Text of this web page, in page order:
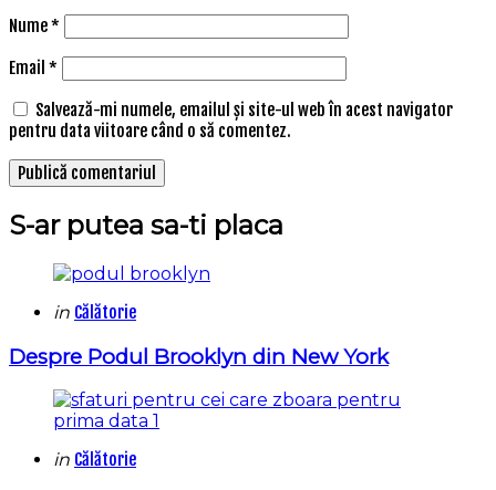
Nume*
Email *
Salvează-mi numele, emailul și site-ul web în acest navigator
pentru data viitoare când o să comentez.
S-ar putea sa-ti placa
Categories
Posted
in Călătorie
Despre Podul Brooklyn din New York
Categories
Posted
in Călătorie